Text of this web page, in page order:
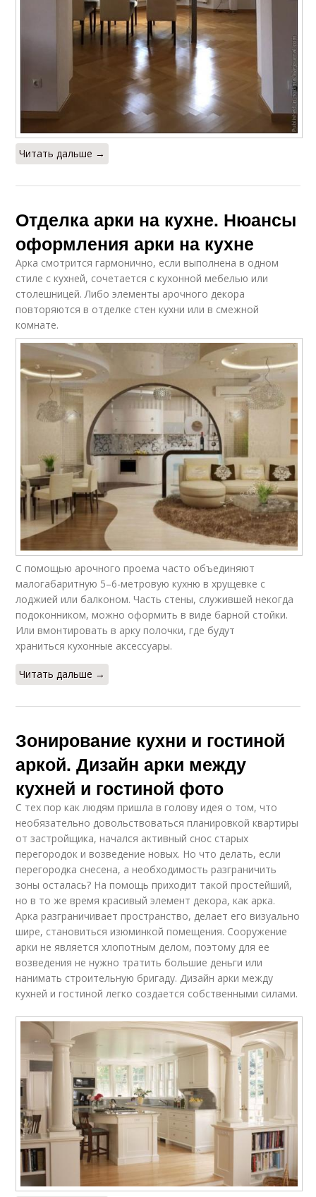
Читать дальше →
Отделка арки на кухне. Нюансы
оформления арки на кухне
Арка смотрится гармонично, если выполнена в одном
стиле с кухней, сочетается с кухонной мебелью или
столешницей. Либо элементы арочного декора
повторяются в отделке стен кухни или в смежной
комнате.
С помощью арочного проема часто объединяют
малогабаритную 5–6-метровую кухню в хрущевке с
лоджией или балконом. Часть стены, служившей некогда
подоконником, можно оформить в виде барной стойки.
Или вмонтировать в арку полочки, где будут
храниться кухонные аксессуары.
Читать дальше →
Зонирование кухни и гостиной
аркой. Дизайн арки между
кухней и гостиной фото
С тех пор как людям пришла в голову идея о том, что
необязательно довольствоваться планировкой квартиры
от застройщика, начался активный снос старых
перегородок и возведение новых. Но что делать, если
перегородка снесена, а необходимость разграничить
зоны осталась? На помощь приходит такой простейший,
но в то же время красивый элемент декора, как арка.
Арка разграничивает пространство, делает его визуально
шире, становиться изюминкой помещения. Сооружение
арки не является хлопотным делом, поэтому для ее
возведения не нужно тратить большие деньги или
нанимать строительную бригаду. Дизайн арки между
кухней и гостиной легко создается собственными силами.